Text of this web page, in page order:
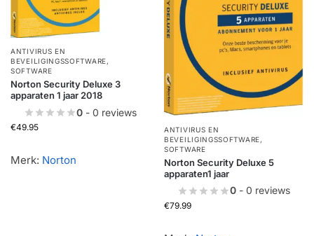
ANTIVIRUS EN
BEVEILIGINGSSOFTWARE,
SOFTWARE
Norton Security Deluxe 3
apparaten 1 jaar 2018
0 - 0 reviews
€49.95
Merk: Norton
ANTIVIRUS EN
BEVEILIGINGSSOFTWARE,
SOFTWARE
Norton Security Deluxe 5
apparaten1 jaar
0 - 0 reviews
€79.99